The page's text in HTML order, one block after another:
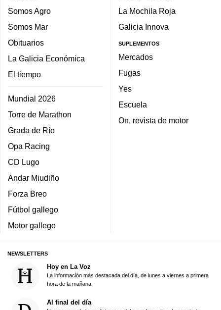
Somos Agro
Somos Mar
Obituarios
La Galicia Económica
El tiempo
Mundial 2026
Torre de Marathon
Grada de Río
Opa Racing
CD Lugo
Andar Miudiño
Forza Breo
Fútbol gallego
Motor gallego
La Mochila Roja
Galicia Innova
SUPLEMENTOS
Mercados
Fugas
Yes
Escuela
On, revista de motor
NEWSLETTERS
Hoy en La Voz
La información más destacada del día, de lunes a viernes a primera
hora de la mañana
Al final del día